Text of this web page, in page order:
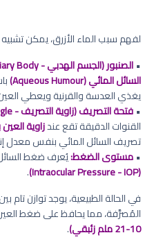
لفهم سبب الماء الأزرق، يمكن تشبيه
•الصنبور (الجسم الهدبي - Ciliary Body):
السائل المائي (Aqueous Humour)
يغذي العدسة والقرنية ويعطي
•فتحة التصريف (زاوية التصريف - Drainage Angle):
القنوات الدقيقة تقع عندزاوية
تصريف السائل المائي بنفس معدل
•مستوى الضغط:يُعرف ضغط
(Intraocular Pressure - IOP)
.
في الحالة الطبيعية، يوجد توازن تام
المُصرَّفة، مما يحافظ على ضغط
10-21 ملم زئبقي)
.